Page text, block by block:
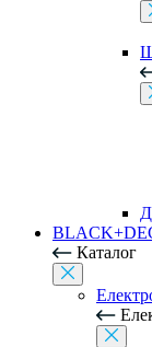
Каталог